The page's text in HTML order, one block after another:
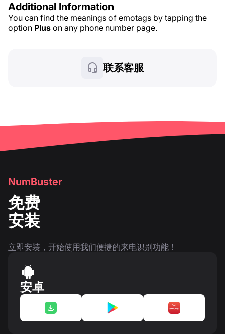
Additional Information
You can find the meanings of emotags by tapping the
option Plus on any phone number page.
联系客服
NumBuster
免费
安装
立即安装，开始使用我们便捷的来电识别功能！
安卓